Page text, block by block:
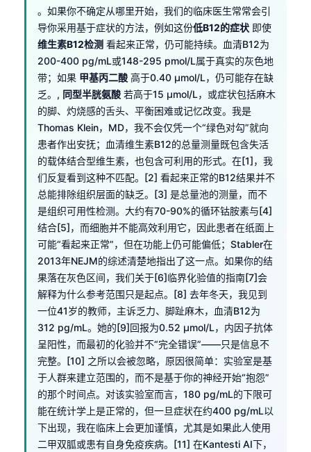
。如果你不确定从哪里开始，我们的临床医生常常会引
导你采用基于症状的方法，例如这份低B12的症状 即使
维生素B12检测 看起来正常，仍可能持续。血清B12为
200-400 pg/mL或148-295 pmol/L属于真实的灰色地
带；如果 甲基丙二酸 高于0.40 µmol/L，仍可能存在缺
乏。, 同型半胱氨酸 若高于15 µmol/L，或症状包括麻木
的脚、灼烧感的舌头、平衡困难或记忆改变。我是
Thomas Klein，MD，我不会仅凭一个“绿色对勾”就向
患者作出安抚；血清维生素B12的总量测量既包含失活
的载体结合型维生素，也包含可利用的形式。在[1]，我
们反复看到这种不匹配。[2] 看起来正常的B12结果并不
总能排除组织层面的缺乏。[3] 是总量池的测量，而不
是组织可用性检测。大约有70-90%的循环钴胺素与[4]
结合[5]，而细胞并不能高效利用它，因此患者在纸面上
可能“看起来正常”，但在功能上仍可能偏低；Stabler在
2013年NEJM的综述清楚地指出了这一点。如果你的结
果落在灰色区间，我们关于[6]临界化验值的指南[7]会
解释为什么参考范围只是起点。[8] 去年冬天，我见到
一位41岁的教师，主诉乏力、脚趾麻木，血清B12为
312 pg/mL。她的[9]回报为0.52 µmol/L，内因子抗体
呈阳性，而最初的化验并不“完全错误”——只是信息不
完整。[10] 之所以会被忽略，原因很简单：实验室是基
于人群来建立范围的，而不是基于你的神经开始“抱怨”
的那个时间点。对该实验室而言，180 pg/mL的下限可
能在统计学上是正常的，但一旦症状在约400 pg/mL以
下出现，我在临床上会更加谨慎，尤其是如果此人使用
二甲双胍或患有自身免疫疾病。[11] 在Kantesti AI下，